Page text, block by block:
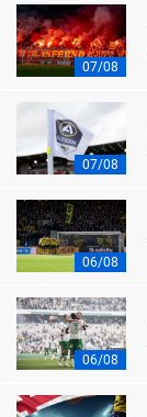
07/08
07/08
06/08
06/08